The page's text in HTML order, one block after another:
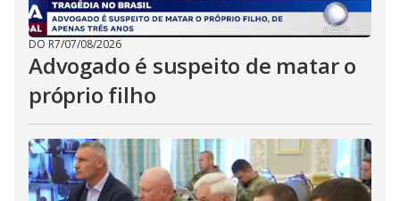
DO R7/07/08/2026
Advogado é suspeito de matar o
próprio filho